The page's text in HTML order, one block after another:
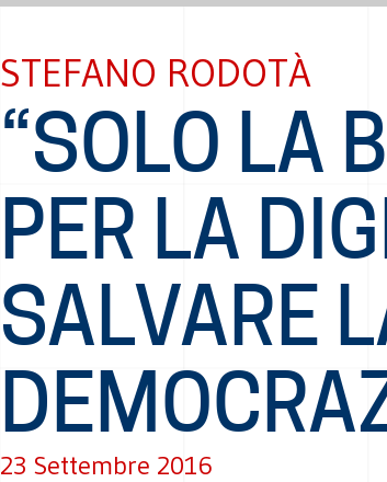
STEFANO RODOTÀ
“SOLO LA
PER LA
SALVARE
23 Settembre 2016